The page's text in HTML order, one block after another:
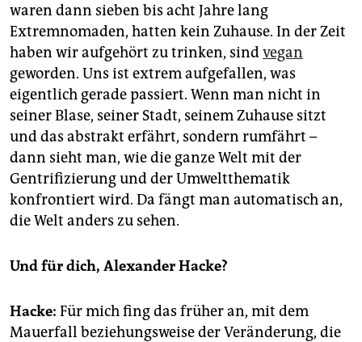
waren dann sieben bis acht Jahre lang
Extremnomaden, hatten kein Zuhause. In der Zeit
haben wir aufgehört zu trinken, sindvegan
geworden. Uns ist extrem aufgefallen, was
eigentlich gerade passiert. Wenn man nicht in
seiner Blase, seiner Stadt, seinem Zuhause sitzt
und das abstrakt erfährt, sondern rumfährt –
dann sieht man, wie die ganze Welt mit der
Gentrifizierung und der Umweltthematik
konfrontiert wird. Da fängt man automatisch an,
die Welt anders zu sehen.
Und für dich, Alexander Hacke?
Hacke: Für mich fing das früher an, mit dem
Mauerfall beziehungsweise der Veränderung, die